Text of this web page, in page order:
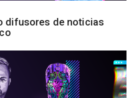
difusores de noticias